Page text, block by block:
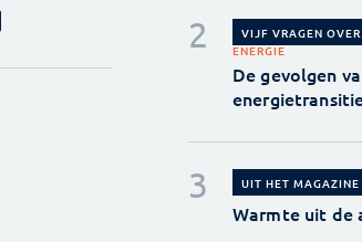
VIJF VRAGEN
ENERGIE
De gevolgen
UIT HET MAGAZINE
Warmte uit de